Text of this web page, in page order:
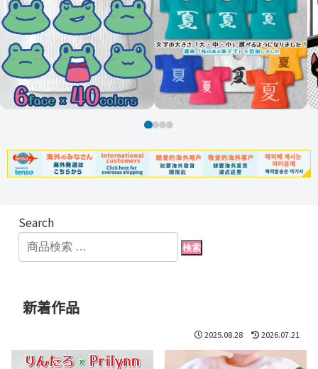
Search
検索
新着作品
2025.08.28 2026.07.21